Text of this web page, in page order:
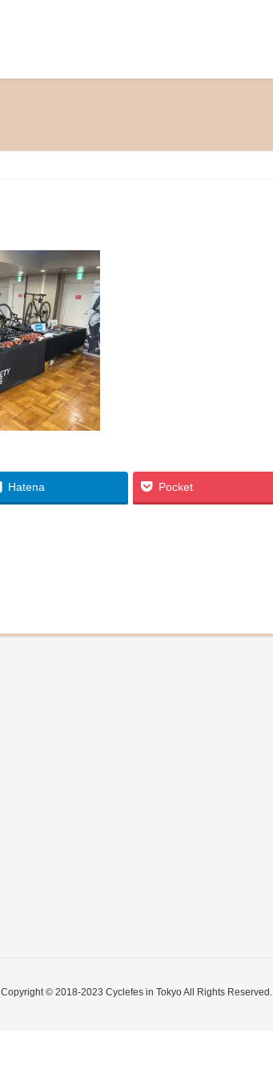
Hatena Pocket
Copyright © 2018-2023 Cyclefes in Tokyo All Rights Reserved.